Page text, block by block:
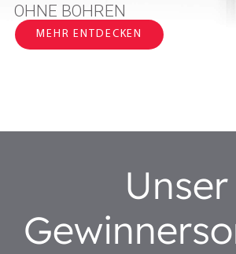
MEHRERE KOMBINATIONEN.
MEHR ENTDECKEN
Unser